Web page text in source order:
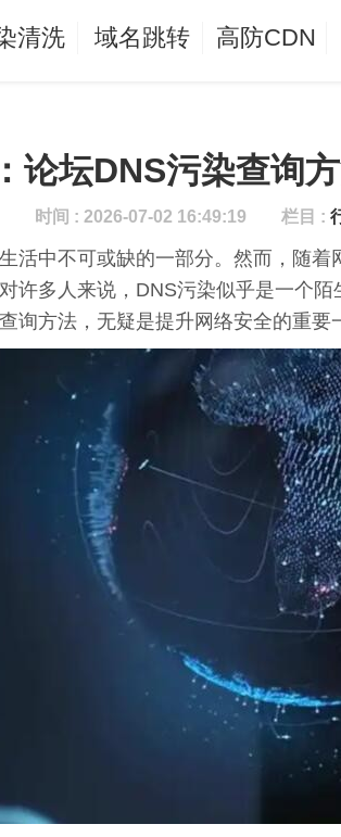
清洗 域名跳转 高防CDN
论坛DNS污染查询
时间 : 2026-07-02 16:49:19 栏目 :
活中不可或缺的一部分。然而，随
许多人来说，DNS污染似乎是一个
询方法，无疑是提升网络安全的重要